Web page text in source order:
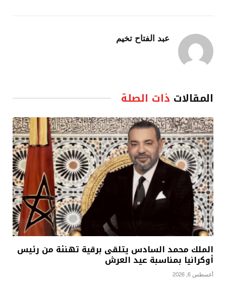
عبد الفتاح تخيم
المقالات ذات الصلة
الملك محمد السادس يتلقى برقية تهنئة من رئيس
أوكرانيا بمناسبة عيد العرش
أغسطس 6, 2026